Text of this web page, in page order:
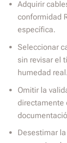
Adquirir
conformidad
específica.
Seleccionar
sin revisar el
humedad real.
Omitir la
directamente
Desestimar